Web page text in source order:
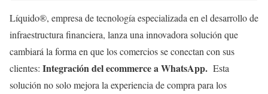
Líquido®, empresa de tecnología especializada en el desarrollo de
infraestructura financiera, lanza una innovadora solución que
cambiará la forma en que los comercios se conectan con sus
clientes: Integración del ecommerce a WhatsApp. Esta
solución no solo mejora la experiencia de compra para los